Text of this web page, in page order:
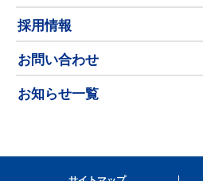
採用情報
お問い合わせ
お知らせ一覧